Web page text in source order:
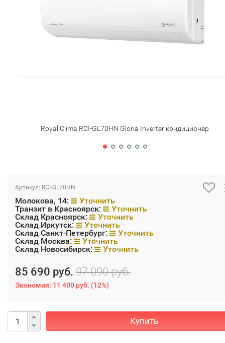
Royal Clima RCI-GL70HN Gloria Inverter кондиционер
Артикул: RCI-GL70HN
Молокова, 14:
Уточнить
Транзит в Красноярск:
Уточнить
Склад Красноярск:
Уточнить
Склад Иркутск:
Уточнить
Склад Санкт-Петербург:
Уточнить
Склад Москва:
Уточнить
Склад Новосибирск:
Уточнить
85 690 руб. 97 090 руб.
Экономия: 11 400 руб. (12%)
Купить